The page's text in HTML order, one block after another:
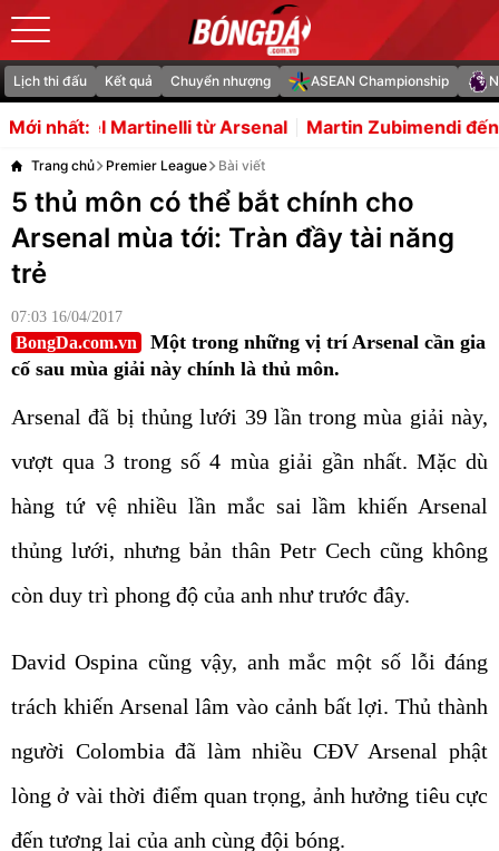
Lịch thi đấu Kết quả Chuyển nhượng ASEAN Championship
Mới nhất:
từ Arsenal Martin Zubimendi đến Chelsea là
Trang chủ Premier League Bài viết
5 thủ môn có thể bắt chính cho
Arsenal mùa tới: Tràn đầy tài năng
trẻ
07:03 16/04/2017
BongDa.com.vn
Một trong những vị trí Arsenal cần gia
cố sau mùa giải này chính là thủ môn.
Arsenal đã bị thủng lưới 39 lần trong mùa giải này,
vượt qua 3 trong số 4 mùa giải gần nhất. Mặc dù
hàng tứ vệ nhiều lần mắc sai lầm khiến Arsenal
thủng lưới, nhưng bản thân Petr Cech cũng không
còn duy trì phong độ của anh như trước đây.
David Ospina cũng vậy, anh mắc một số lỗi đáng
trách khiến Arsenal lâm vào cảnh bất lợi. Thủ thành
người Colombia đã làm nhiều CĐV Arsenal phật
lòng ở vài thời điểm quan trọng, ảnh hưởng tiêu cực
đến tương lai của anh cùng đội bóng.